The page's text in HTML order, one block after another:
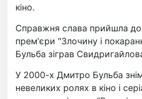
кіно.
Справжня слава прийшла до
прем'єри "Злочину і
Бульба зіграв
У 2000-х Дмитро Бульба
невеликих ролях в кіно і